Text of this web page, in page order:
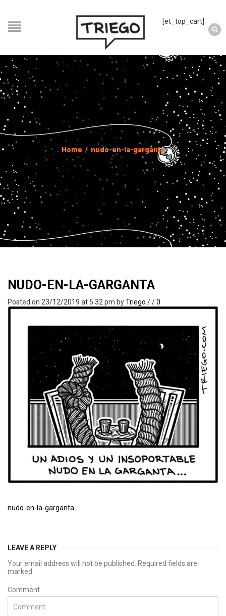
[et_top_cart]
Home / nudo-en-la-garganta
NUDO-EN-LA-GARGANTA
Posted on 23/12/2019 at 5:32 pm byTriego //0
nudo-en-la-garganta
LEAVE A REPLY
Your email address will not be published. Required fields are
marked
Comment